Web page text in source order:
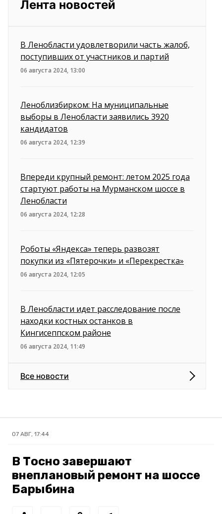
Лента новостей
В Ленобласти удовлетворили часть жалоб,
поступивших от участников и партий
06 августа 2024, 13:00
Леноблизбирком: На муниципальные
выборы в Ленобласти заявились 3920
кандидатов
06 августа 2024, 12:39
Впереди крупный ремонт: летом 2025 года
стартуют работы на Мурманском шоссе в
Ленобласти
06 августа 2024, 12:28
Роботы «Яндекса» теперь развозят
покупки из «Пятерочки» и «Перекрестка»
06 августа 2024, 12:05
В Ленобласти идет расследование после
находки костных останков в
Кингисеппском районе
06 августа 2024, 11:49
Все новости
07 АВГ, 17:44
В Тосно завершают
внеплановый ремонт на шоссе
Барыбина